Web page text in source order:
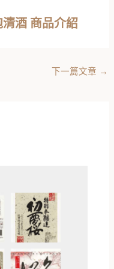
酒 商品介紹
下一篇文章 →